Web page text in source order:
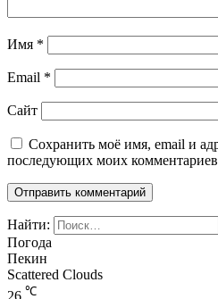
Имя *
Email *
Сайт
Сохранить моё имя, email и
последующих моих
Найти:
Погода
Пекин
Scattered Clouds
℃